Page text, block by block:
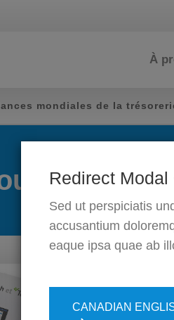
Redirect
Sed ut perspiciatis
accusantium
eaque ipsa quae ab
CANADIAN
À
mondiales de la